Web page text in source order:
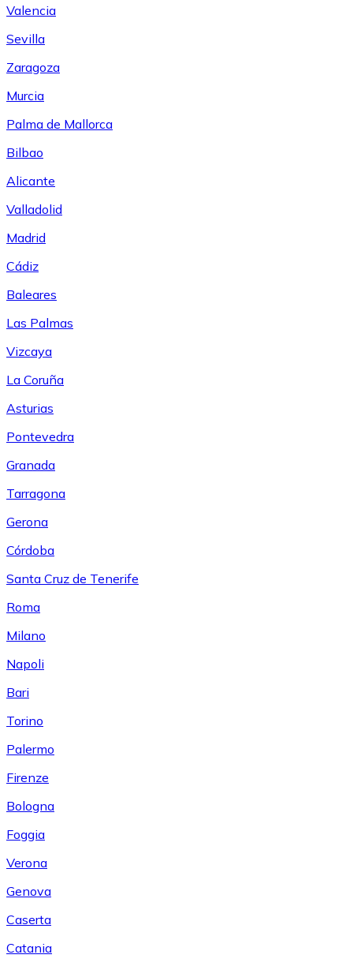
Valencia
Sevilla
Zaragoza
Murcia
Palma de Mallorca
Bilbao
Alicante
Valladolid
Madrid
Cádiz
Baleares
Las Palmas
Vizcaya
La Coruña
Asturias
Pontevedra
Granada
Tarragona
Gerona
Córdoba
Santa Cruz de Tenerife
Roma
Milano
Napoli
Bari
Torino
Palermo
Firenze
Bologna
Foggia
Verona
Genova
Caserta
Catania